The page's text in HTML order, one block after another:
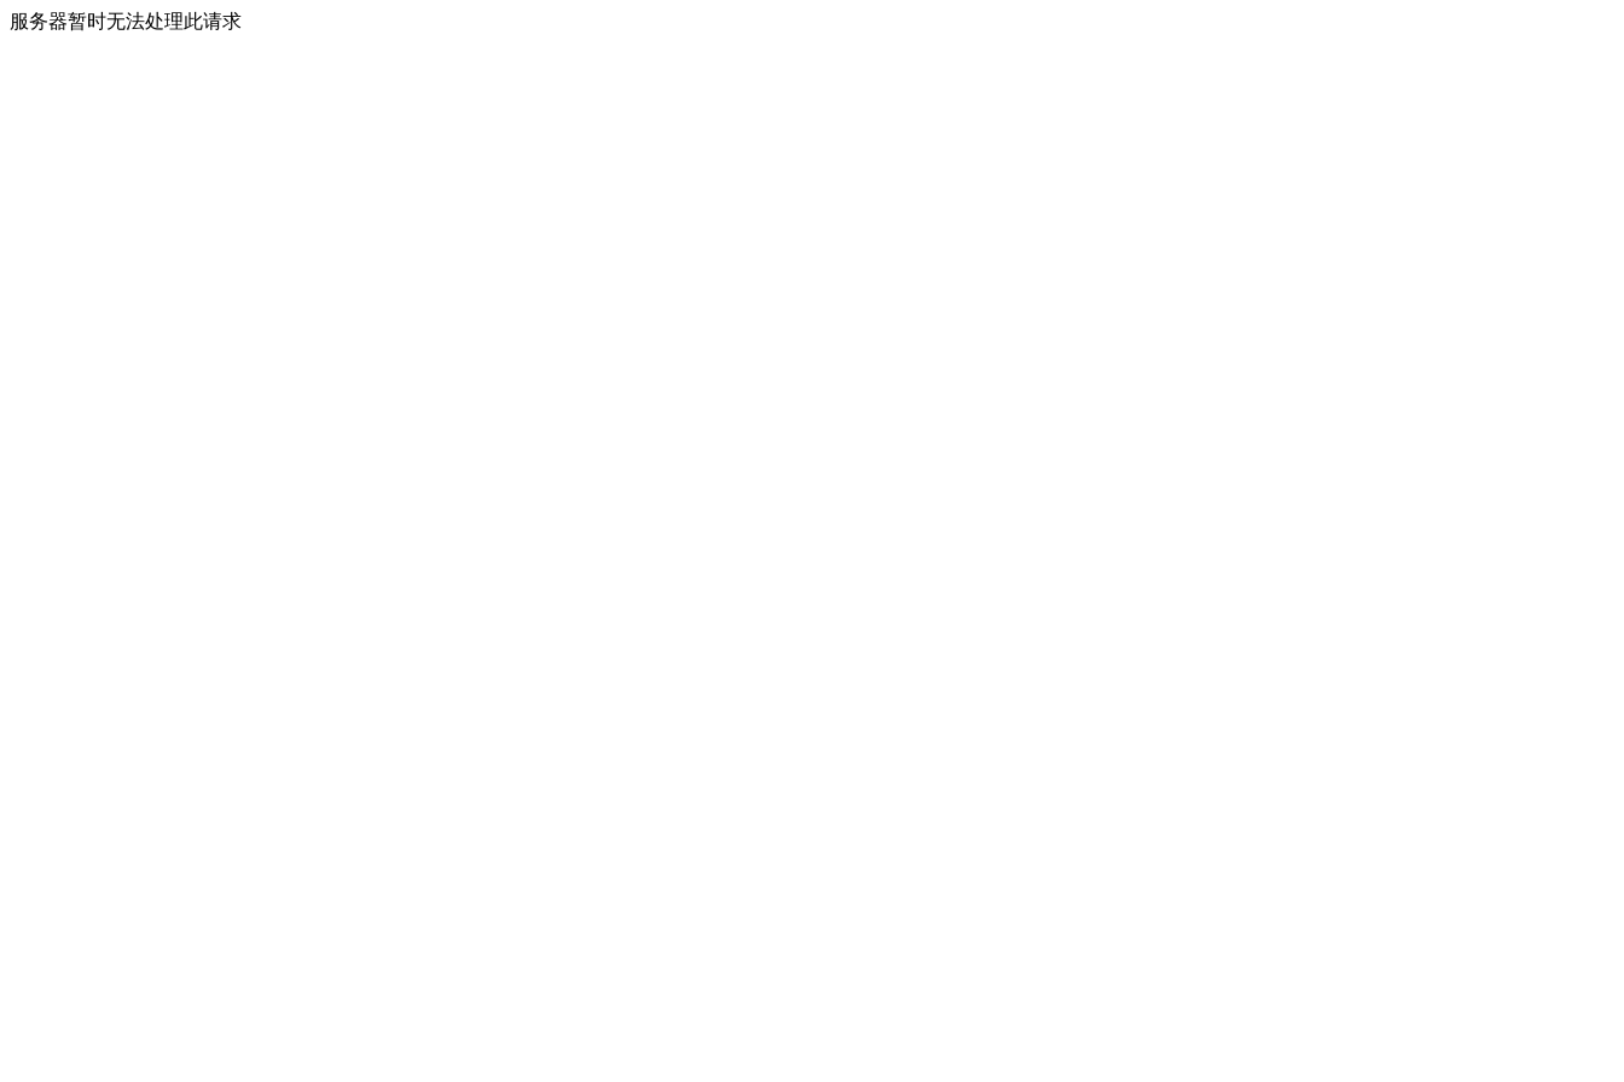
服务器暂时无法处理此请求